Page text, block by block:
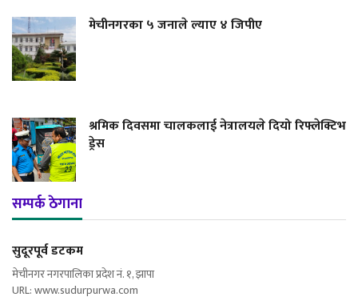
मेचीनगरका ५ जनाले ल्याए ४ जिपीए
श्रमिक दिवसमा चालकलाई नेत्रालयले दियो रिफ्लेक्टिभ
ड्रेस
सम्पर्क ठेगाना
सुदूरपूर्व डटकम
मेचीनगर नगरपालिका प्रदेश नं. १, झापा
URL: www.sudurpurwa.com